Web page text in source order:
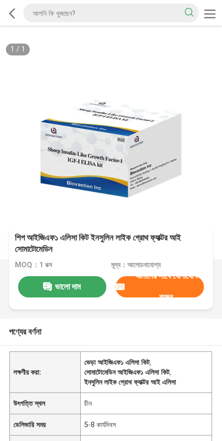
1 / 1
শিপ আইজিএফ১ এলিসা কিট ইনসুলিন লাইক গ্রোথ ফ্যাক্টর আই
সোমাটোমেডিন
MOQ：1 বক্স মূল্য：আলোচনাযোগ্য
ভালো দাম
আমাদের সাথে যোগাযোগ
করুন
পণ্যের বর্ণনা
লক্ষণীয় করা:
ভেড়া আইজিএফ১ এলিসা কিট,
সোমাটোমেডিন আইজিএফ১ এলিসা কিট,
ইনসুলিন লাইক গ্রোথ ফ্যাক্টর আই এলিসা
উৎপত্তি স্থল চীন
ডেলিভারি সময় 5-8 কার্যদিবস